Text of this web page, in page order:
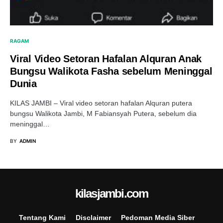
RAGAM
Viral Video Setoran Hafalan Alquran Anak
Bungsu Walikota Fasha sebelum Meninggal
Dunia
KILAS JAMBI – Viral video setoran hafalan Alquran putera
bungsu Walikota Jambi, M Fabiansyah Putera, sebelum dia
meninggal…
BY ADMIN
kilasjambi.com
Tentang Kami Disclaimer Pedoman Media Siber